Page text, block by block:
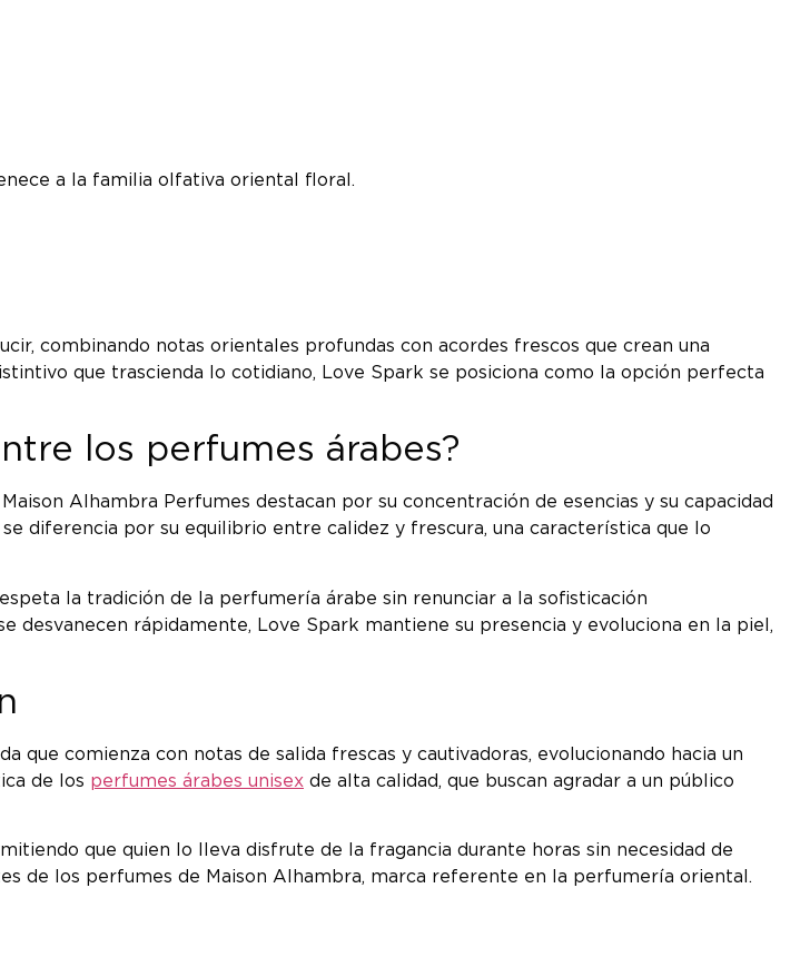
a la familia olfativa oriental floral.
combinando notas orientales profundas con acordes frescos que crean una
que trascienda lo cotidiano, Love Spark se posiciona como la opción perfecta
los perfumes árabes?
Alhambra Perfumes destacan por su concentración de esencias y su capacidad
diferencia por su equilibrio entre calidez y frescura, una característica que lo
la tradición de la perfumería árabe sin renunciar a la sofisticación
desvanecen rápidamente, Love Spark mantiene su presencia y evoluciona en la piel,
que comienza con notas de salida frescas y cautivadoras, evolucionando hacia un
de los perfumes árabes unisex de alta calidad, que buscan agradar a un público
que quien lo lleva disfrute de la fragancia durante horas sin necesidad de
de los perfumes de Maison Alhambra, marca referente en la perfumería oriental.